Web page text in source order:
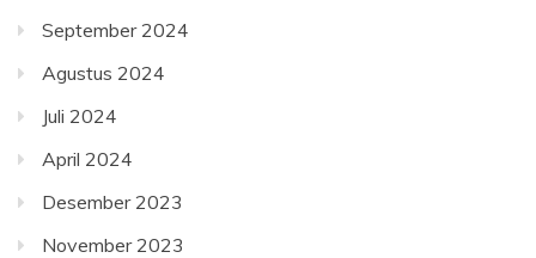
September 2024
Agustus 2024
Juli 2024
April 2024
Desember 2023
November 2023